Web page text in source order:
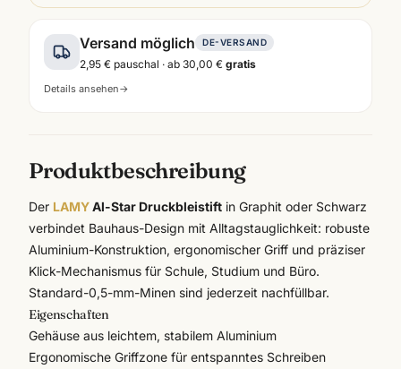
Versand möglich DE-VERSAND
2,95 € pauschal · ab 30,00 € gratis
Details ansehen→
Produktbeschreibung
Der LAMYAl-Star Druckbleistift in Graphit oder Schwarz
verbindet Bauhaus-Design mit Alltagstauglichkeit: robuste
Aluminium-Konstruktion, ergonomischer Griff und präziser
Klick-Mechanismus für Schule, Studium und Büro.
Standard-0,5-mm-Minen sind jederzeit nachfüllbar.
Eigenschaften
Gehäuse aus leichtem, stabilem Aluminium
Ergonomische Griffzone für entspanntes Schreiben